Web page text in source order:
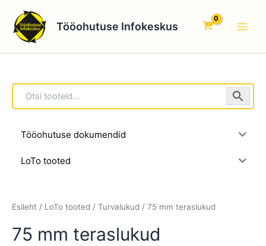
content
Tööohutuse Infokeskus
Tööohutuse dokumendid
LoTo tooted
Esileht / LoTo tooted / Turvalukud / 75 mm teraslukud
75 mm teraslukud